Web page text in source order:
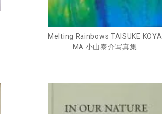
Melting Rainbows TAISUKE KOYA
MA 小山泰介写真集